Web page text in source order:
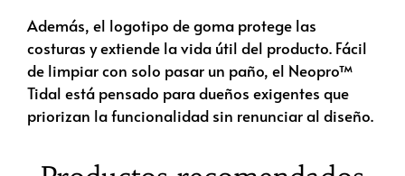
Además, el logotipo de goma protege las
costuras y extiende la vida útil del producto. Fácil
de limpiar con solo pasar un paño, el Neopro™
Tidal está pensado para dueños exigentes que
priorizan la funcionalidad sin renunciar al diseño.